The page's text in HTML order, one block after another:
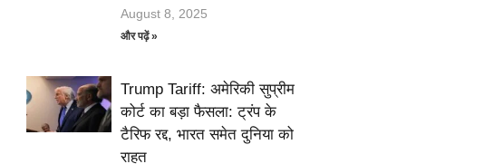
August 8, 2025
और पढ़ें »
Trump Tariff: अमेरिकी सुप्रीम
कोर्ट का बड़ा फैसला: ट्रंप के
टैरिफ रद्द, भारत समेत दुनिया को
राहत